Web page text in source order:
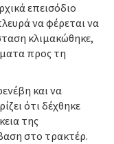
επεισόδιο
να φέρεται να
κλιμακώθηκε,
προς τη
και να
ότι δέχθηκε
της
στο τρακτέρ.